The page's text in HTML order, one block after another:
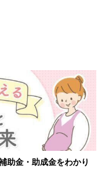
妊婦の感染症対策、知っ